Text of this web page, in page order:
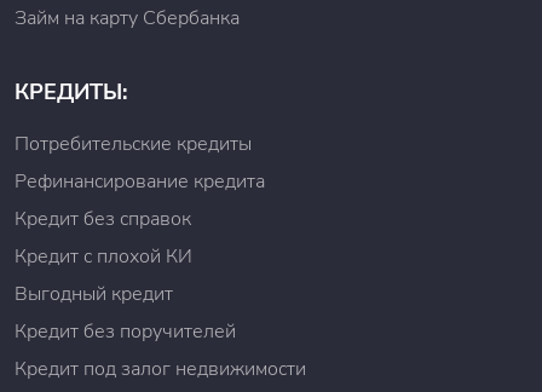
Займ на карту Сбербанка
КРЕДИТЫ:
Потребительские кредиты
Рефинансирование кредита
Кредит без справок
Кредит с плохой КИ
Выгодный кредит
Кредит без поручителей
Кредит под залог недвижимости